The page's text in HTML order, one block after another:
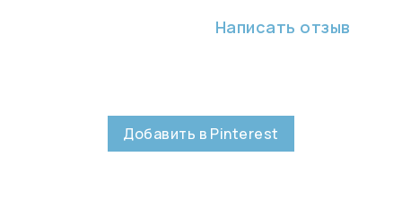
Написать отзыв
Добавить в Pinterest